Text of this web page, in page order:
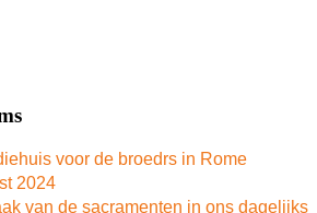
voor de broedrs in Rome
2024
van de sacramenten in ons dagelijks